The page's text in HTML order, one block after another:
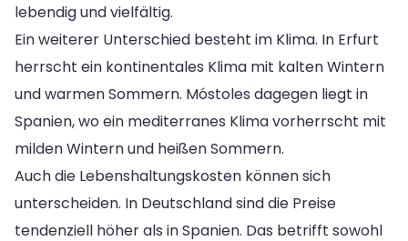
lebendig und vielfältig.
Ein weiterer Unterschied besteht im Klima. In Erfurt
herrscht ein kontinentales Klima mit kalten Wintern
und warmen Sommern. Móstoles dagegen liegt in
Spanien, wo ein mediterranes Klima vorherrscht mit
milden Wintern und heißen Sommern.
Auch die Lebenshaltungskosten können sich
unterscheiden. In Deutschland sind die Preise
tendenziell höher als in Spanien. Das betrifft sowohl